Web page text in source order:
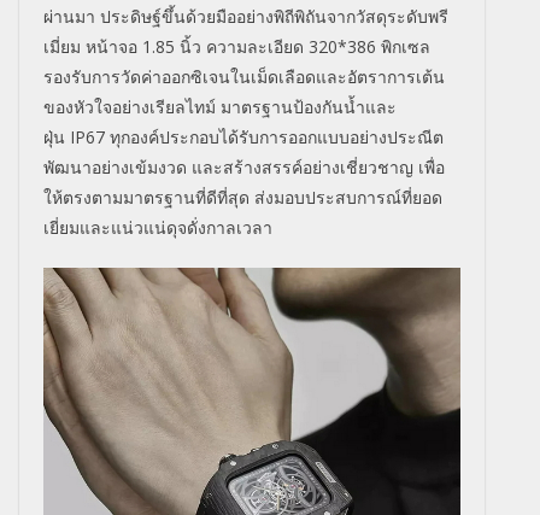
ผ่านมา ประดิษฐ์ขึ้นด้วยมืออย่างพิถีพิถันจากวัสดุระดับพรี
เมี่ยม หน้าจอ 1.85 นิ้ว ความละเอียด 320*386 พิกเซล
รองรับการวัดค่าออกซิเจนในเม็ดเลือดและอัตราการเต้น
ของหัวใจอย่างเรียลไทม์ มาตรฐานป้องกันน้ำและ
ฝุ่น IP67 ทุกองค์ประกอบได้รับการออกแบบอย่างประณีต
พัฒนาอย่างเข้มงวด และสร้างสรรค์อย่างเชี่ยวชาญ เพื่อ
ให้ตรงตามมาตรฐานที่ดีที่สุด ส่งมอบประสบการณ์ที่ยอด
เยี่ยมและแน่วแน่ดุจดั่งกาลเวลา